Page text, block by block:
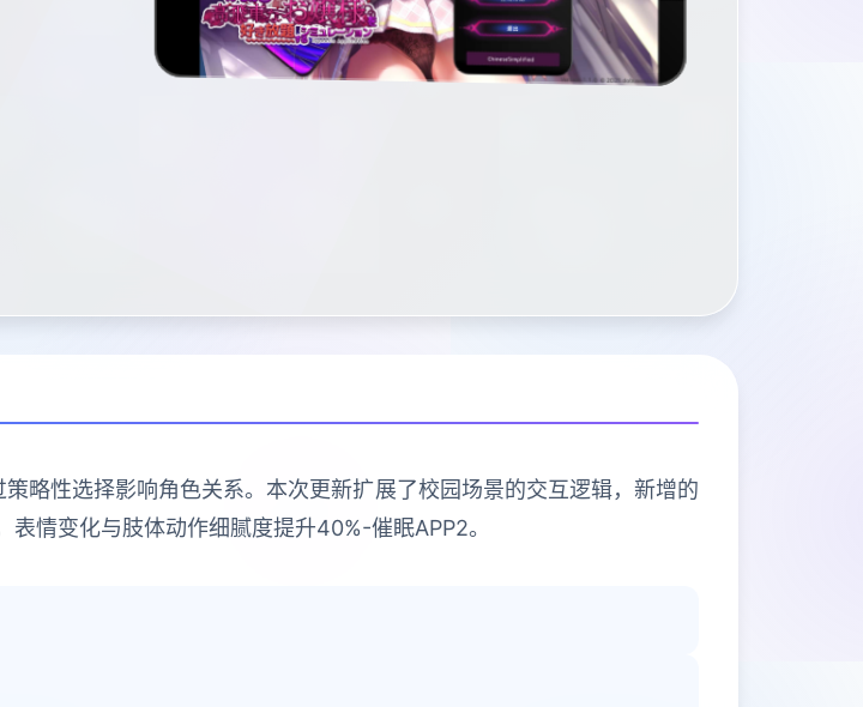
略性选择影响角色关系。本次更新扩展了校园场景的交互逻辑，新增的
情变化与肢体动作细腻度提升40%-催眠APP2。